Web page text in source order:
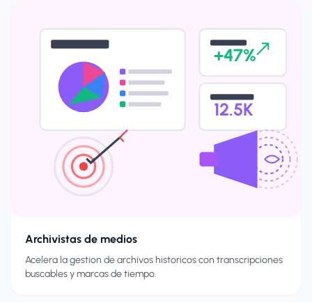
+47%
12.5K
Archivistas de medios
Acelera la gestion de archivos historicos con transcripciones
buscables y marcas de tiempo.